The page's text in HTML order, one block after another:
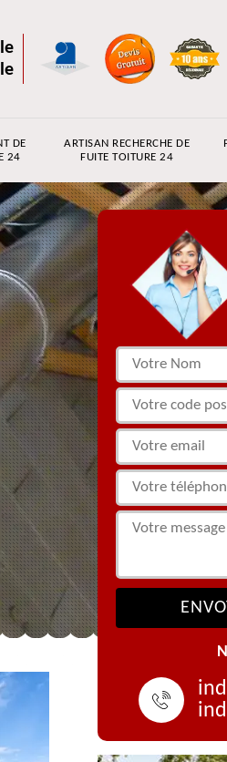
DE
24
ARTISAN RECHERCHE DE
FUITE TOITURE 24